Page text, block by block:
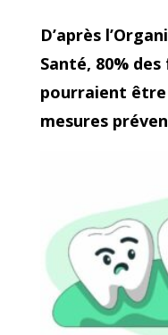
D’après
Santé, 80%
pourraient
mesures